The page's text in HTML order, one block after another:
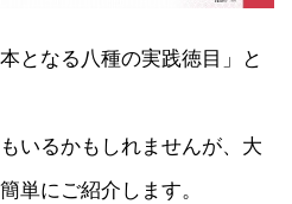
となる八種の実践徳目」と
いるかもしれませんが、大
単にご紹介します。